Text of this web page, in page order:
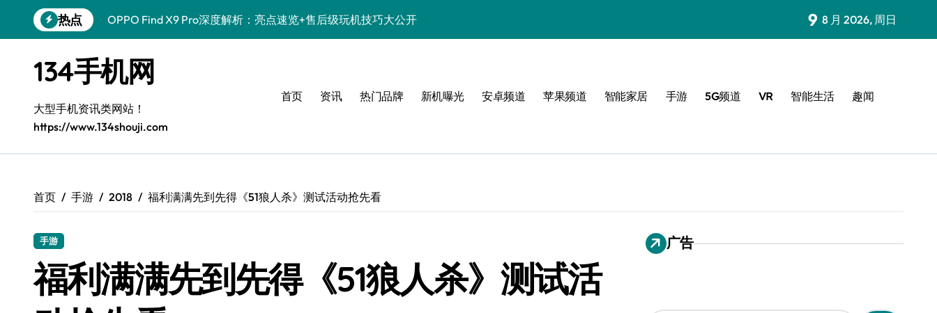
到
热点
OPPO Find X9 Pro深度解析：亮点速览+售后级玩机技巧大公开
真我GT8 Pro售后揭秘：新机特色+实用功能，速来围观！
vivo S50 Pro mini来袭！小屏旗舰亮点，售后带你抢先看！
REDMI K90深度揭秘！售后员带你一文览尽核心亮点配置
三星W26新资讯来袭！售后员带您畅享智能科技新体验！
iPhone 17e性能配置大揭秘，售后视角带您抢先看！
荣耀WIN资讯速递，手机管家助您玩机领先一路！
9 8 月 2026, 周日
134手机网
大型手机资讯类网站！
https://www.134shouji.com
首页 资讯 热门品牌 新机曝光 安卓频道 苹果频道 智能家居 手游 5G频道 VR 智能生活 趣闻
首页 手游 2018 福利满满先到先得《51狼人杀》测试活动抢先看
手游
福利满满先到先得《51狼人杀》测试活
广告